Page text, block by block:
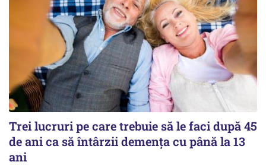
Trei lucruri pe care trebuie să le faci după 45
de ani ca să întârzii demența cu până la 13
ani